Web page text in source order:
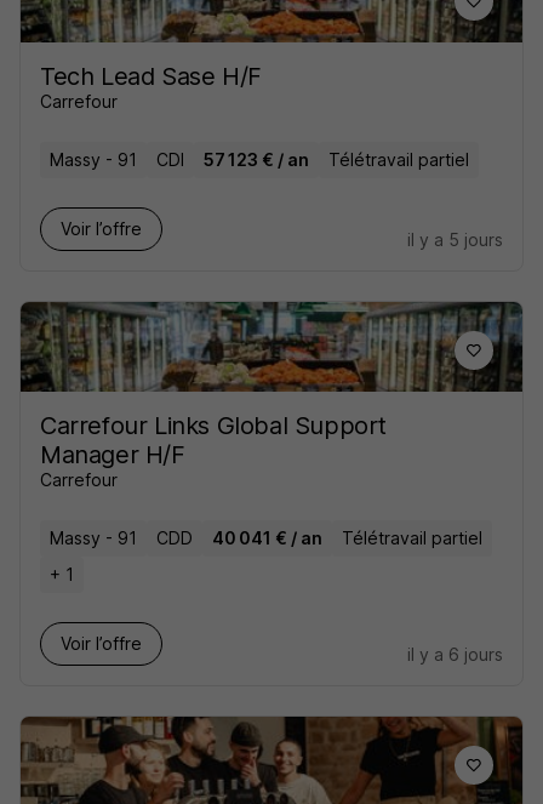
Tech Lead Sase H/F
Carrefour
Massy - 91 CDI 57 123 € / an Télétravail partiel
Voir l’offre
il y a 5 jours
Carrefour Links Global Support
Manager H/F
Carrefour
Massy - 91 CDD 40 041 € / an
Télétravail partiel
+ 1
Voir l’offre
il y a 6 jours